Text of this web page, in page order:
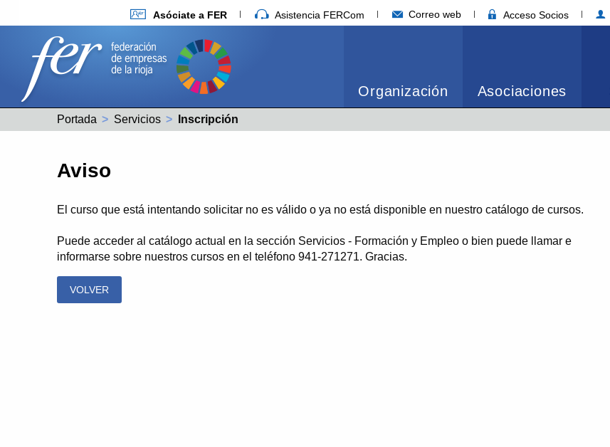
Asóciate a FER Asistencia FERCom Correo web Acceso Socios
Organización Asociaciones
Portada Servicios Actual:
Inscripción
Aviso
El curso que está intentando solicitar no es válido o ya no está disponible en nuestro catálogo de cursos.
Puede acceder al catálogo actual en la sección Servicios - Formación y Empleo o bien puede llamar e
informarse sobre nuestros cursos en el teléfono 941-271271. Gracias.
VOLVER